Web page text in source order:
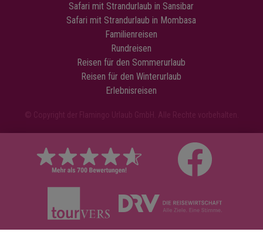
Safari mit Strandurlaub in Sansibar
Safari mit Strandurlaub in Mombasa
Familienreisen
Rundreisen
Reisen für den Sommerurlaub
Reisen für den Winterurlaub
Erlebnisreisen